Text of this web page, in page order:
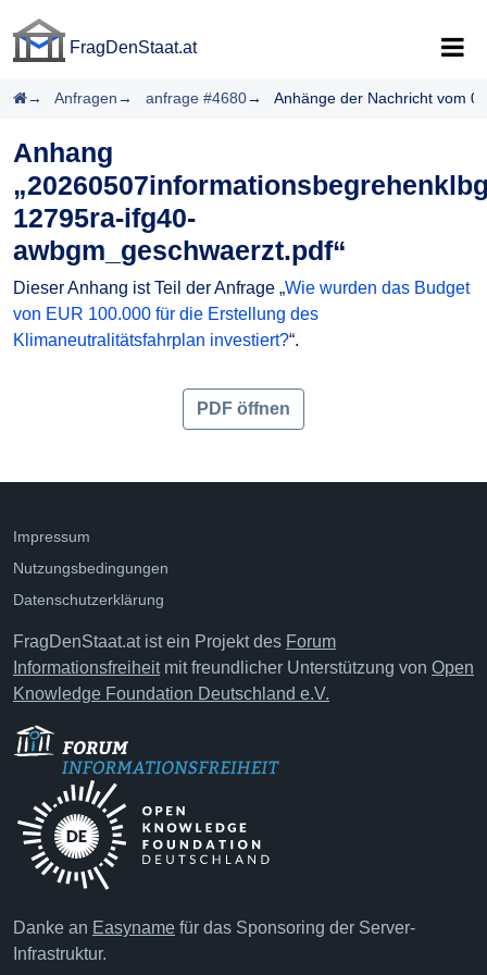
FragDenStaat.at
Startseite
Anfragen anfrage #4680 Anhänge der Nachricht vom
Anhang
12795ra-ifg40-
awbgm_geschwaerzt.pdf“
Dieser Anhang ist Teil der Anfrage „Wie wurden das Budget
von EUR 100.000 für die Erstellung des
Klimaneutralitätsfahrplan investiert?“.
PDF öffnen
Impressum
Nutzungsbedingungen
Datenschutzerklärung
FragDenStaat.at ist ein Projekt des Forum
Informationsfreiheitmit freundlicher Unterstützung von Open
Knowledge Foundation Deutschland e.V.
Danke an Easyname für das Sponsoring der Server-
Infrastruktur.